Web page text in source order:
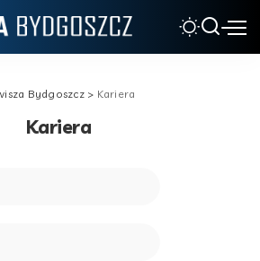
Bydgoszcz> Kariera
Kariera